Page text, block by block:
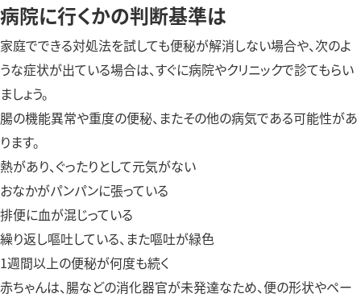
病院に行くかの判断基準は
家庭でできる対処法を試しても便秘が解消しない場合や、次のよ
うな症状が出ている場合は、すぐに病院やクリニックで診てもらい
ましょう。
腸の機能異常や重度の便秘、またその他の病気である可能性があ
ります。
熱があり、ぐったりとして元気がない
おなかがパンパンに張っている
排便に血が混じっている
繰り返し嘔吐している、また嘔吐が緑色
1週間以上の便秘が何度も続く
赤ちゃんは、腸などの消化器官が未発達なため、便の形状やペー